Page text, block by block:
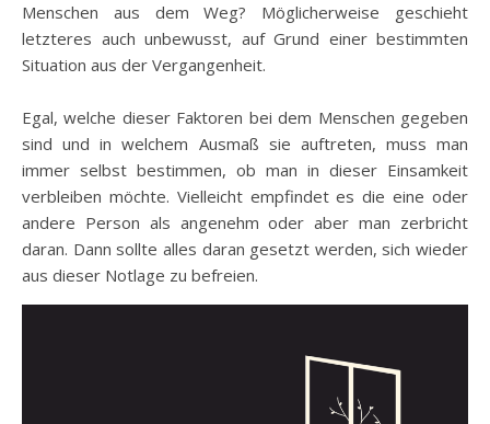
Menschen aus dem Weg? Möglicherweise geschieht
letzteres auch unbewusst, auf Grund einer bestimmten
Situation aus der Vergangenheit.
Egal, welche dieser Faktoren bei dem Menschen gegeben
sind und in welchem Ausmaß sie auftreten, muss man
immer selbst bestimmen, ob man in dieser Einsamkeit
verbleiben möchte. Vielleicht empfindet es die eine oder
andere Person als angenehm oder aber man zerbricht
daran. Dann sollte alles daran gesetzt werden, sich wieder
aus dieser Notlage zu befreien.